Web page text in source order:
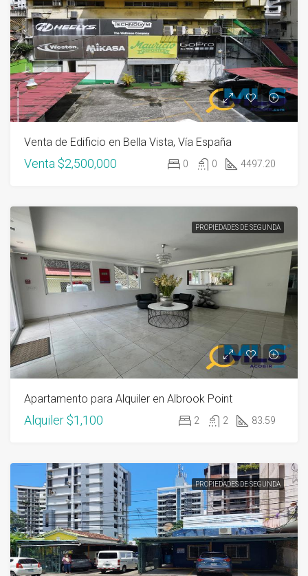
Venta de Edificio en Bella Vista, Vía España
Venta $2,500,000 0 0 4497.20
PROPIEDADES DE SEGUNDA
Apartamento para Alquiler en Albrook Point
Alquiler $1,100 2 2 83.59
PROPIEDADES DE SEGUNDA